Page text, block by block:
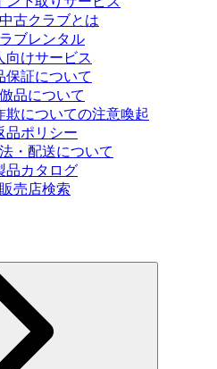
古クラブとは
ブレンタル
向けサービス
保証について
品について
欺についての注意喚起
品ポリシー
・配送について
品カタログ
販売店検索